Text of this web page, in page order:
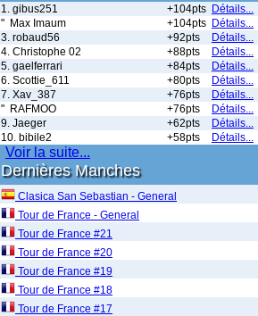
1. gibus251 Détails...
+104pts
" Max Imaum
Détails...
+104pts
3. robaud56
Détails...
+92pts
4. Christophe 02
Détails...
+88pts
5. gaelferrari
Détails...
+84pts
6. Scottie_611
Détails...
+80pts
7. Xav_387
Détails...
+76pts
" RAFMOO
Détails...
+76pts
9. Jaeger
Détails...
+62pts
10. bibile2
Détails...
+58pts
Voir la suite...
Dernières Manches
Clasica San Sebastian - General
Tour de France - General
Tour de France #21
Tour de France #20
Tour de France #19
Tour de France #18
Tour de France #17